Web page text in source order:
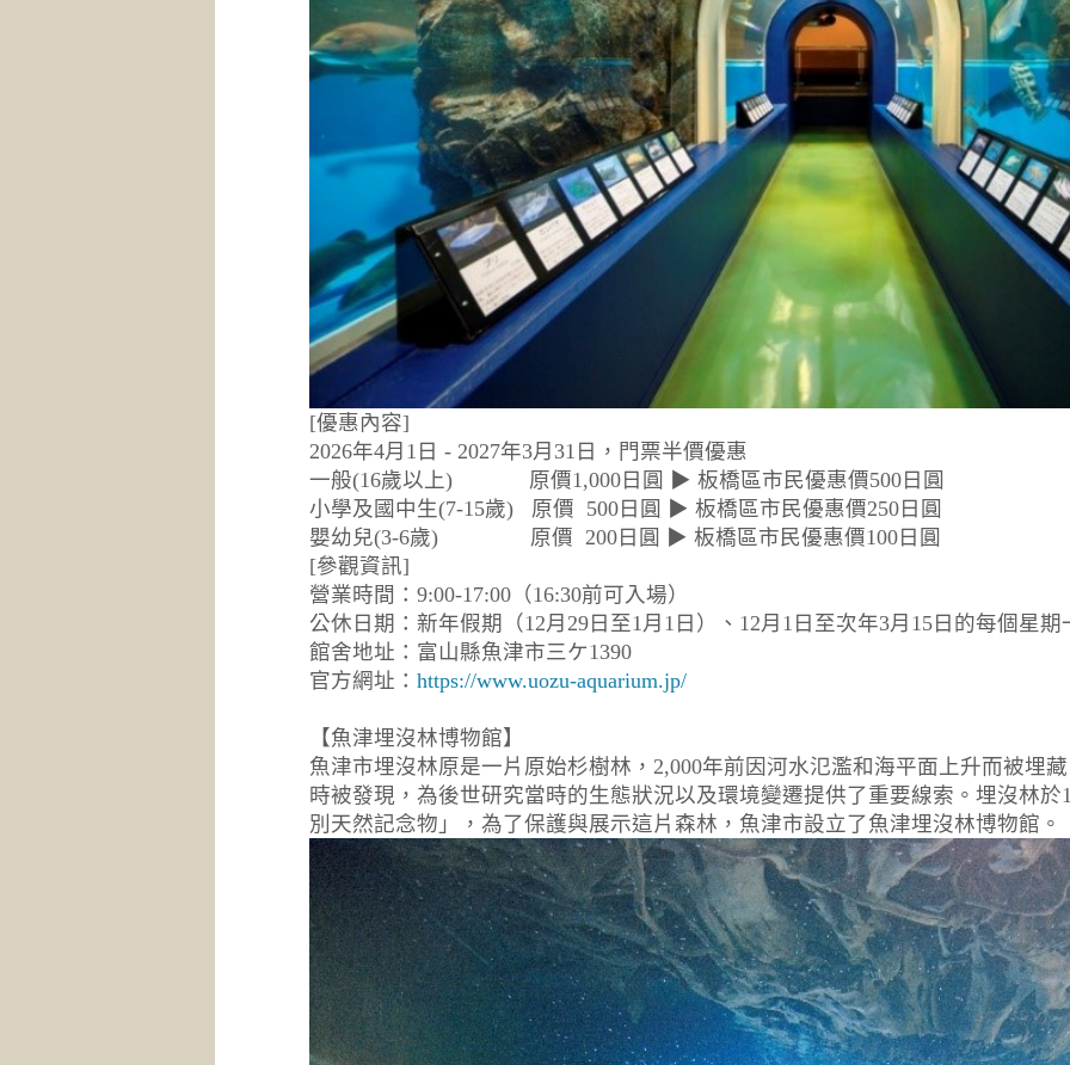
[優惠內容]
2026年4月1日 - 2027年3月31日，門票半價優惠
一般(16歲以上) 原價1,000日圓 ▶ 板橋區市民優惠價500日圓
小學及國中生(7-15歲) 原價 500日圓 ▶ 板橋區市民優惠價250日圓
嬰幼兒(3-6歲) 原價 200日圓 ▶ 板橋區市民優惠價100日圓
[參觀資訊]
營業時間：9:00-17:00（16:30前可入場）
公休日期：新年假期（12月29日至1月1日）、12月1日至次年3月15日的每個星期
館舍地址：富山縣魚津市三ケ1390
官方網址： https://www.uozu-aquarium.jp/
【魚津埋沒林博物館】
魚津市埋沒林原是一片原始杉樹林，2,000年前因河水氾濫和海平面上升而被埋
時被發現，為後世研究當時的生態狀況以及環境變遷提供了重要線索。埋沒林於
別天然記念物」，為了保護與展示這片森林，魚津市設立了魚津埋沒林博物館。